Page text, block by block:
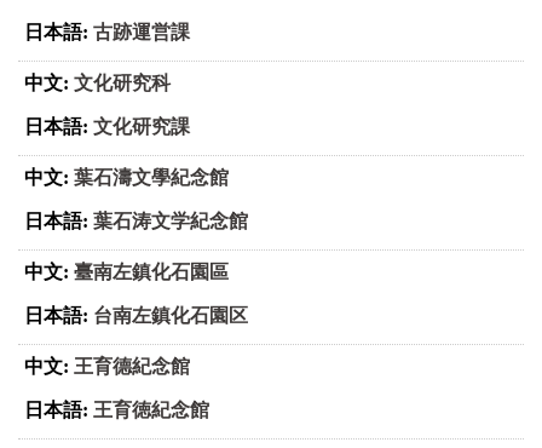
古跡運営課
文化研究科
文化研究課
葉石濤文學紀念館
葉石涛文学紀念館
臺南左鎮化石園區
台南左鎮化石園区
王育德紀念館
王育徳紀念館